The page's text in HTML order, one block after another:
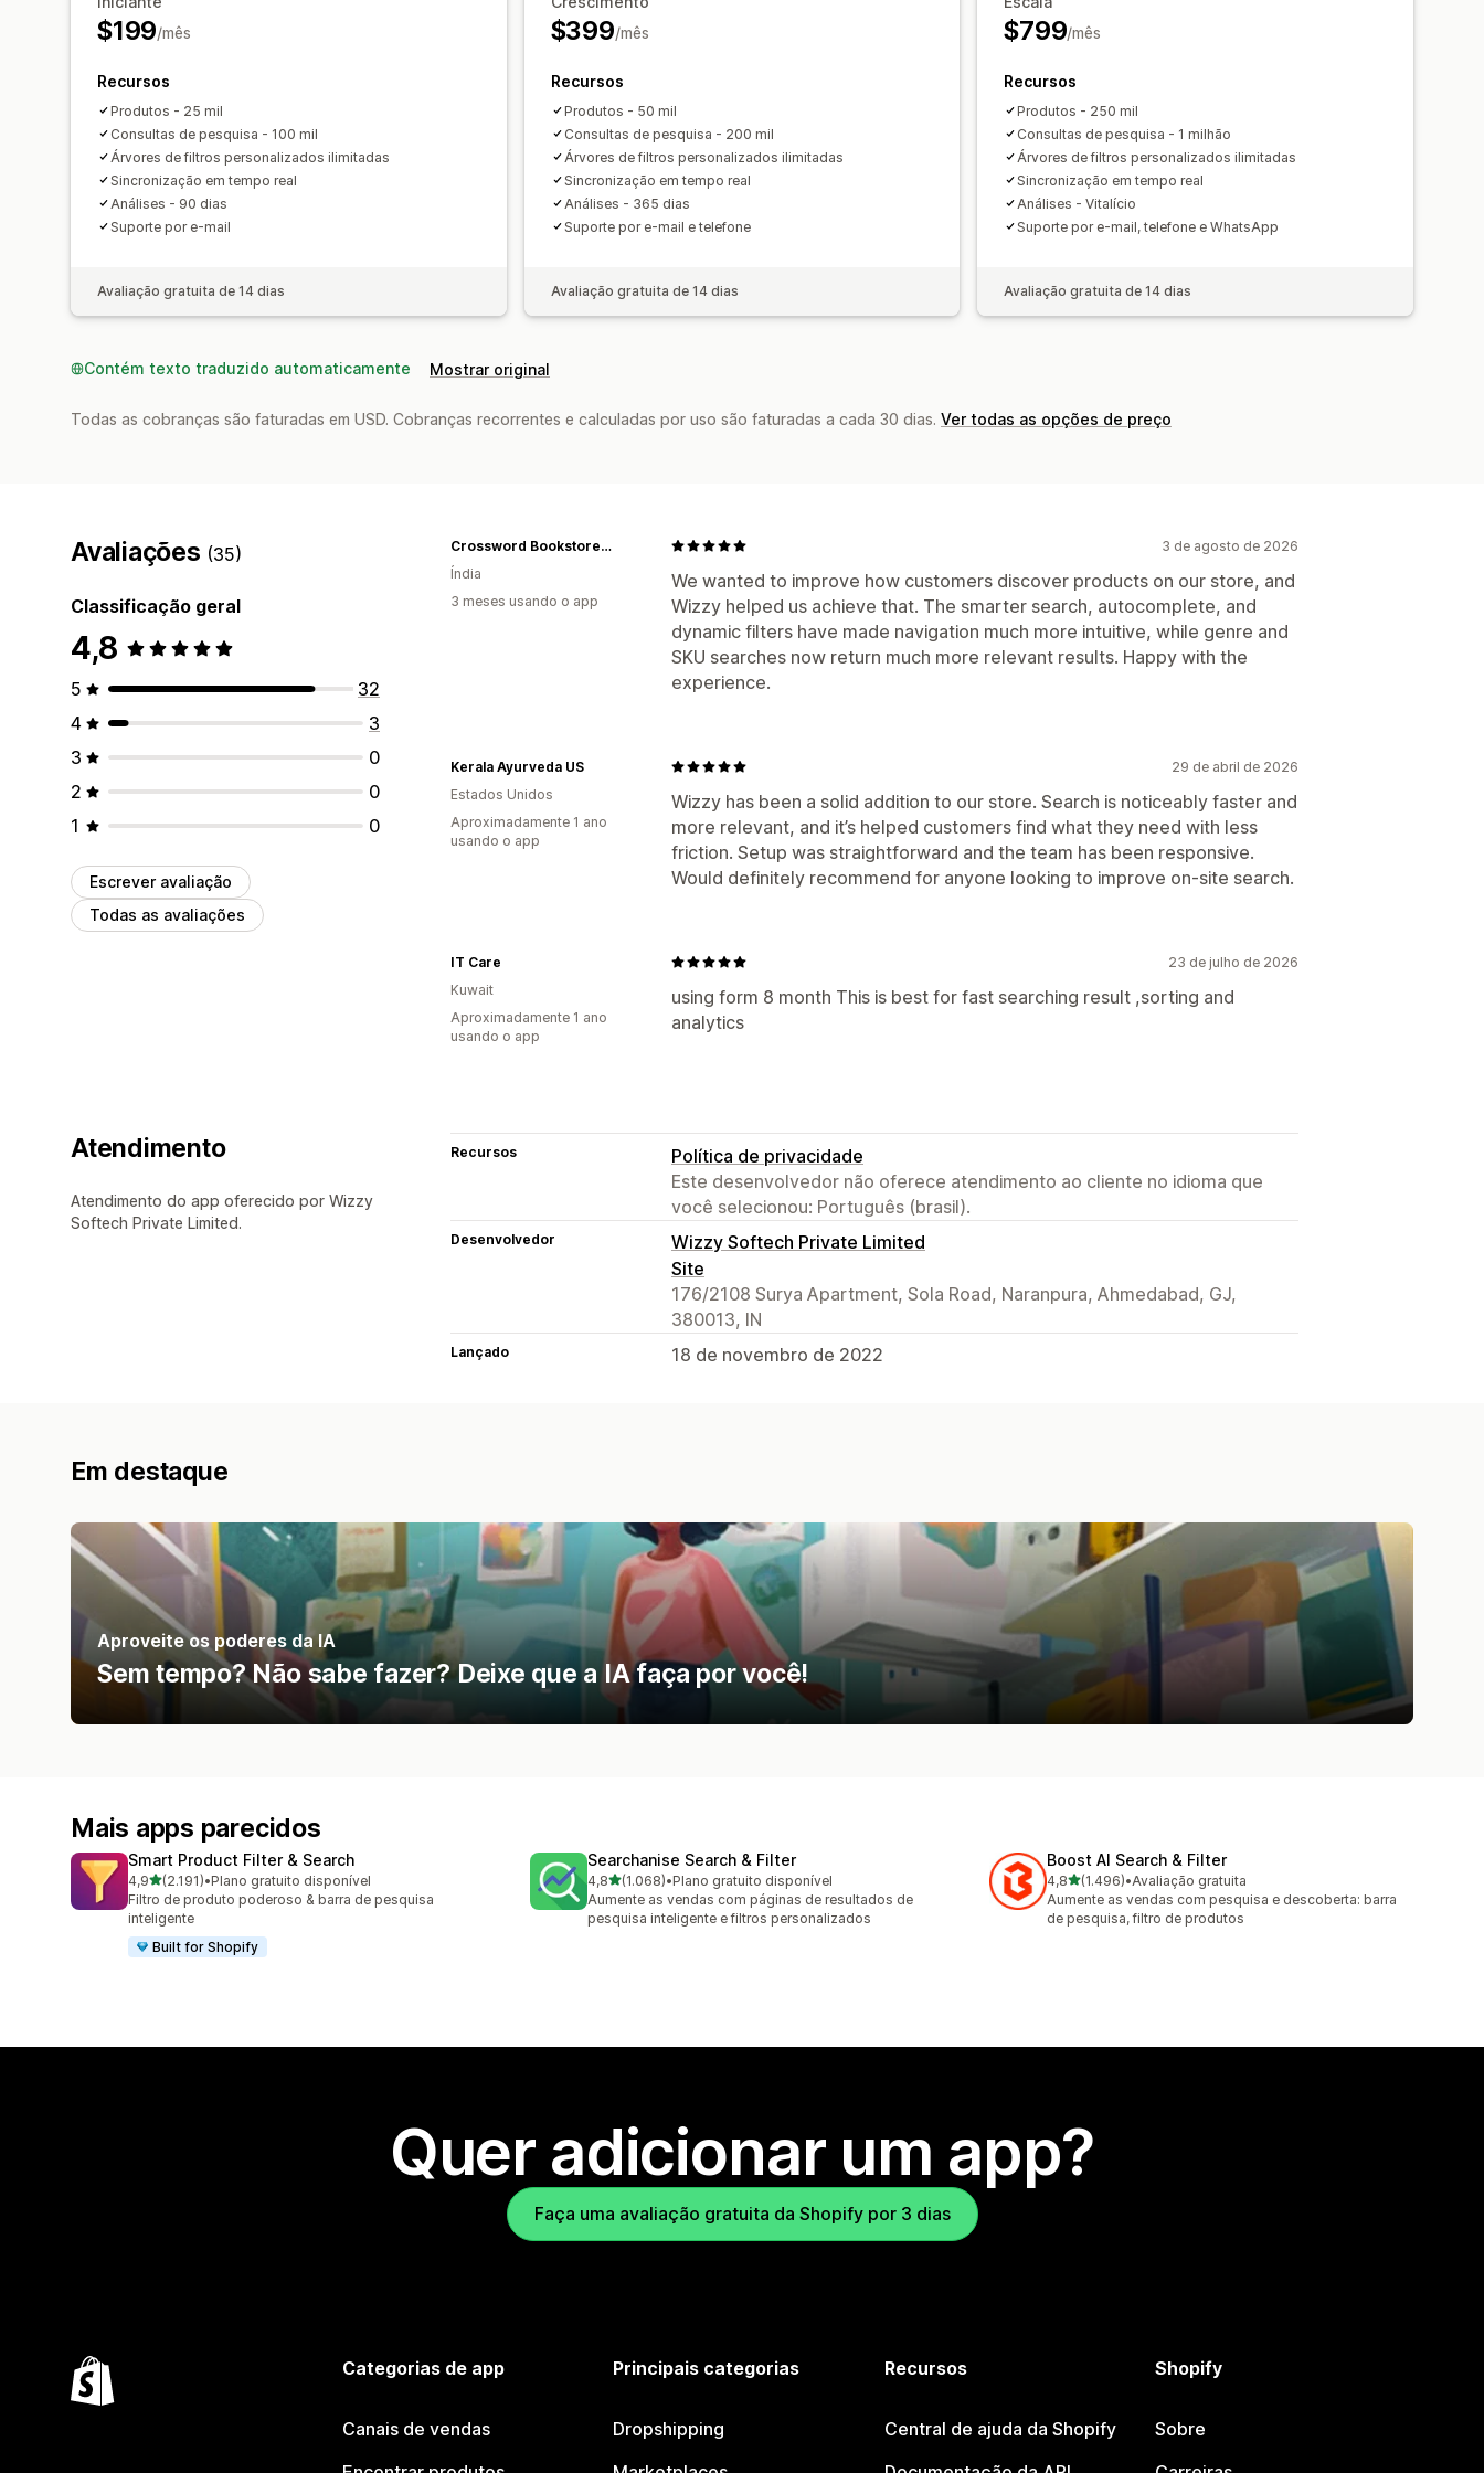
Classificação
Acompanhamento de conversões
Análise em tempo real
Consultas de busca
$199/mês
Recursos
Produtos - 25 mil
Consultas de pesquisa - 100 mil
Árvores de filtros personalizados ilimitadas
Sincronização em tempo real
Análises - 90 dias
Suporte por e-mail
Avaliação gratuita de 14 dias
$399/mês
Recursos
Produtos - 50 mil
Consultas de pesquisa - 200 mil
Árvores de filtros personalizados ilimitadas
Sincronização em tempo real
Análises - 365 dias
Suporte por e-mail e telefone
Avaliação gratuita de 14 dias
$799/mês
Recursos
Produtos - 250 mil
Consultas de pesquisa - 1 milhão
Árvores de filtros personalizados ilimitadas
Sincronização em tempo real
Análises - Vitalício
Suporte por e-mail, telefone e WhatsApp
Avaliação gratuita de 14 dias
Contém texto traduzido automaticamente Mostrar original
Todas as cobranças são faturadas em USD. Cobranças recorrentes e calculadas por uso são faturadas a cada 30 dias. Ver todas as opções de preço
Avaliações (35)
Classificação geral
4,8
5
32
4
3
3
0
2
0
1
0
Escrever avaliação
Todas as avaliações
3 de agosto de 2026
We wanted to improve how customers discover products on our store, and
Wizzy helped us achieve that. The smarter search, autocomplete, and
dynamic filters have made navigation much more intuitive, while genre and
SKU searches now return much more relevant results. Happy with the
experience.
Crossword Bookstores, Dubai
Índia
3 meses usando o app
29 de abril de 2026
Wizzy has been a solid addition to our store. Search is noticeably faster and
more relevant, and it’s helped customers find what they need with less
friction. Setup was straightforward and the team has been responsive.
Would definitely recommend for anyone looking to improve on-site search.
Kerala Ayurveda US
Estados Unidos
Aproximadamente 1 ano
usando o app
23 de julho de 2026
using form 8 month This is best for fast searching result ,sorting and
analytics
IT Care
Kuwait
Aproximadamente 1 ano
usando o app
Atendimento
Atendimento do app oferecido por Wizzy
Softech Private Limited.
Recursos
Política de privacidade
Este desenvolvedor não oferece atendimento ao cliente no idioma que
você selecionou: Português (brasil).
Desenvolvedor
Wizzy Softech Private Limited
Site
176/2108 Surya Apartment, Sola Road, Naranpura, Ahmedabad, GJ,
380013, IN
Lançado 18 de novembro de 2022
Em destaque
Aproveite os poderes da IA
Sem tempo? Não sabe fazer? Deixe que a IA faça por você!
Mais apps parecidos
Smart Product Filter & Search
4,9de 5 estrelas
(2.191)
2191 avaliações ao todo
•Plano gratuito disponível
Filtro de produto poderoso & barra de pesquisa
inteligente
Built for Shopify
Searchanise Search & Filter
4,8de 5 estrelas
(1.068)
1068 avaliações ao todo
•Plano gratuito disponível
Aumente as vendas com páginas de resultados de
pesquisa inteligente e filtros personalizados
Boost AI Search & Filter
4,8de 5 estrelas
(1.496)
1496 avaliações ao todo
•Avaliação gratuita
Aumente as vendas com pesquisa e descoberta: barra
de pesquisa, filtro de produtos
Quer adicionar um app?
Faça uma avaliação gratuita da Shopify por 3 dias
Categorias de app
Canais de vendas
Principais categorias
Dropshipping
Recursos
Central de ajuda da Shopify
Shopify
Sobre